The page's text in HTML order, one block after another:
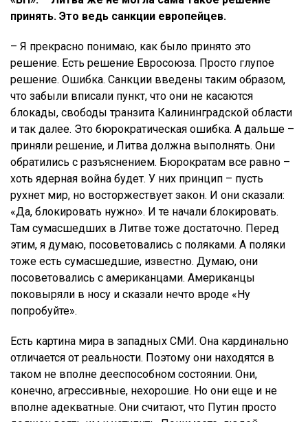
принять. Это ведь санкции европейцев.
– Я прекрасно понимаю, как было принято это
решение. Есть решение Евросоюза. Просто глупое
решение. Ошибка. Санкции введены таким образом,
что забыли вписали пункт, что они не касаются
блокады, свободы транзита Калининградской области
и так далее. Это бюрократическая ошибка. А дальше –
приняли решение, и Литва должна выполнять. Они
обратились с разъяснением. Бюрократам все равно –
хоть ядерная война будет. У них принцип – пусть
рухнет мир, но восторжествует закон. И они сказали:
«Да, блокировать нужно». И те начали блокировать.
Там сумасшедших в Литве тоже достаточно. Перед
этим, я думаю, посоветовались с поляками. А поляки
тоже есть сумасшедшие, известно. Думаю, они
посоветовались с американцами. Американцы
поковыряли в носу и сказали нечто вроде «Ну
попробуйте».
Есть картина мира в западных СМИ. Она кардинально
отличается от реальности. Поэтому они находятся в
таком не вполне дееспособном состоянии. Они,
конечно, агрессивные, нехорошие. Но они еще и не
вполне адекватные. Они считают, что Путин просто